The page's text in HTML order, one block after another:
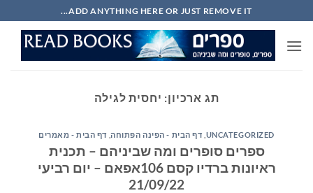
to
content
ADD ANYTHING HERE OR JUST REMOVE IT...
תג ארכיון: יחסית לגילה
UNCATEGORIZED דף הבית - הפינה הפתוחה, דף הבית - מאמרים
ספרים סופרים ומה שביניהם – תכנית
ראיונות ברדיו קסם 106אפאם – יום רביעי
21/09/22